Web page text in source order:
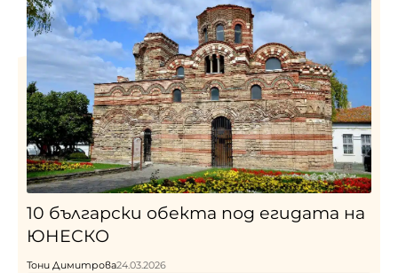
10 български обекта под егидата на
ЮНЕСКО
Тони Димитрова24.03.2026